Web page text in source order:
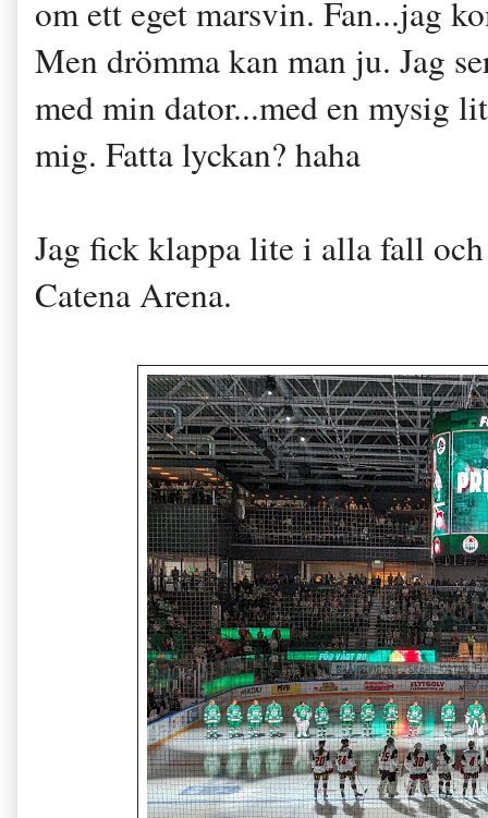
om ett eget marsvin. Fan...jag
Men drömma kan man ju. Jag
med min dator...med en mysig
mig. Fatta lyckan? haha
Jag fick klappa lite i alla fall
Catena Arena.